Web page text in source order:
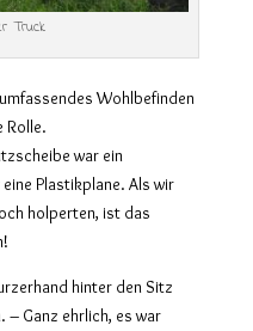
Truck
Wohlbefinden
Rolle.
war ein
Plastikplane. Als wir
holperten, ist das
hinter den Sitz
Ganz ehrlich, es war